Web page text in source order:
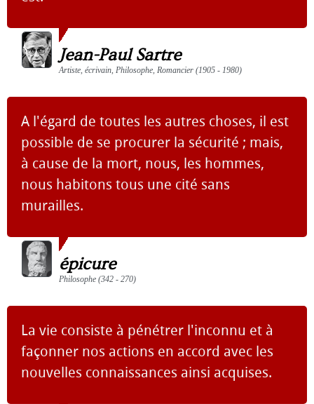
Jean-Paul Sartre
Artiste, écrivain, Philosophe, Romancier (1905 - 1980)
A l'égard de toutes les autres choses, il est
possible de se procurer la sécurité ; mais,
à cause de la mort, nous, les hommes,
nous habitons tous une cité sans
murailles.
épicure
Philosophe (342 - 270)
La vie consiste à pénétrer l'inconnu et à
façonner nos actions en accord avec les
nouvelles connaissances ainsi acquises.